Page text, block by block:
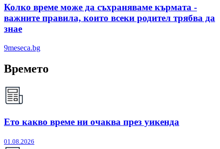
Колко време може да съхраняваме кърмата -
важните правила, които всеки родител трябва да
знае
9meseca.bg
Времето
Ето какво време ни очаква през уикенда
01.08.2026